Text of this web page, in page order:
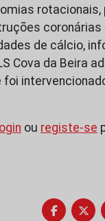
coronárias
de cálcio,
Cova da Beira
login ou registe-se